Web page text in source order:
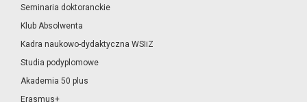
Seminaria doktoranckie
Klub Absolwenta
Kadra naukowo-dydaktyczna WSIiZ
Studia podyplomowe
Akademia 50 plus
Erasmus+